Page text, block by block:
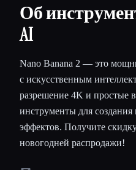
Об
AI
Nano Banana 2 — это
с искусственным
разрешение 4K и простые
инструменты для
эффектов. Получите
новогодней распродажи!